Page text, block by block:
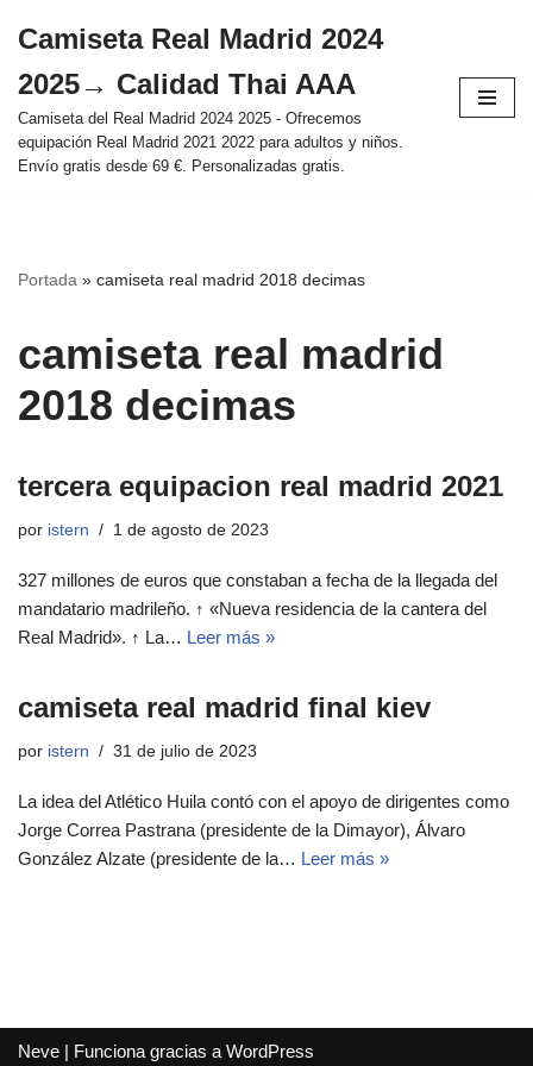
al
contenido
Camiseta Real Madrid 2024
2025→ Calidad Thai AAA
Camiseta del Real Madrid 2024 2025 - Ofrecemos
equipación Real Madrid 2021 2022 para adultos y niños.
Envío gratis desde 69 €. Personalizadas gratis.
Portada » camiseta real madrid 2018 decimas
camiseta real madrid
2018 decimas
tercera equipacion real madrid 2021
por istern 1 de agosto de 2023
327 millones de euros que constaban a fecha de la llegada del
mandatario madrileño. ↑ «Nueva residencia de la cantera del
Real Madrid». ↑ La… Leer más »
camiseta real madrid final kiev
por istern 31 de julio de 2023
La idea del Atlético Huila contó con el apoyo de dirigentes como
Jorge Correa Pastrana (presidente de la Dimayor), Álvaro
González Alzate (presidente de la… Leer más »
Neve | Funciona gracias a WordPress